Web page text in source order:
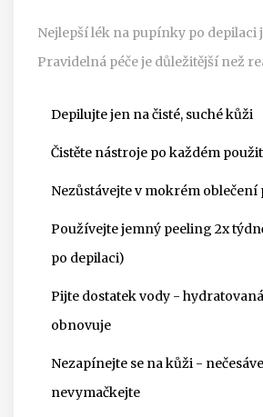
Nejlepší lék na pupínky po depilaci
Pravidelná péče je důležitější než
Depilujte jen na čisté, suché kůži
Čistěte nástroje po každém
Nezůstávejte v mokrém oblečení
Používejte jemný peeling 2x
po depilaci)
Pijte dostatek vody -
obnovuje
Nezapínejte se na kůži -
nevymačkejte